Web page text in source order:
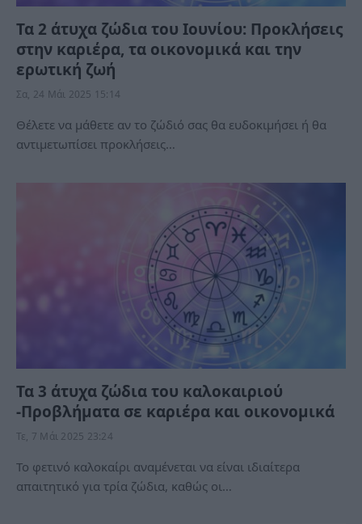
Τα 2 άτυχα ζώδια του Ιουνίου: Προκλήσεις
στην καριέρα, τα οικονομικά και την
ερωτική ζωή
Σα, 24 Μάι 2025 15:14
Θέλετε να μάθετε αν το ζώδιό σας θα ευδοκιμήσει ή θα
αντιμετωπίσει προκλήσεις…
Τα 3 άτυχα ζώδια του καλοκαιριού
-Προβλήματα σε καριέρα και οικονομικά
Τε, 7 Μάι 2025 23:24
Το φετινό καλοκαίρι αναμένεται να είναι ιδιαίτερα
απαιτητικό για τρία ζώδια, καθώς οι…